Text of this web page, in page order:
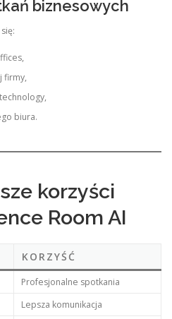
biznesowych
firmy,
biura.
korzyści
Room AI
KORZYŚĆ
Profesjonalne spotkania
Lepsza komunikacja